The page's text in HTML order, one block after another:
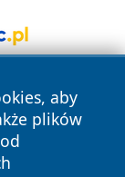
aby
plików